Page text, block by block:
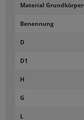
Ma­te­rial Grundkörper
Be­nen­nung
D
D1
H
G
L